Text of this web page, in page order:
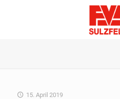
15. April 2019